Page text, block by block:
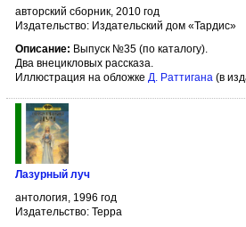
авторский сборник, 2010 год
Издательство: Издательский дом «Тардис»
Описание: Выпуск №35 (по каталогу).
Два внецикловых рассказа.
Иллюстрация на обложке Д. Раттигана (в
Лазурный луч
антология, 1996 год
Издательство: Терра